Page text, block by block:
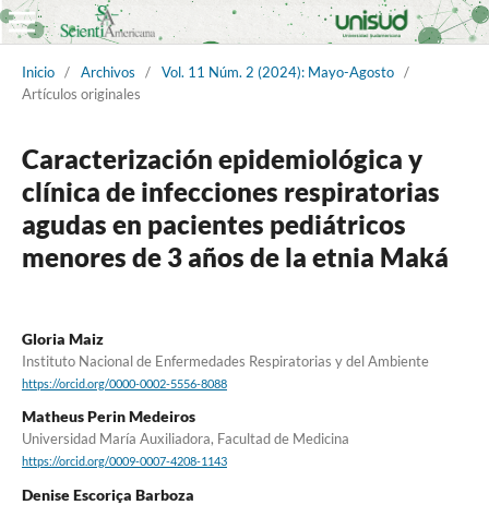
Inicio / Archivos / Vol. 11 Núm. 2 (2024): Mayo-Agosto /
Artículos originales
Caracterización epidemiológica y
clínica de infecciones respiratorias
agudas en pacientes pediátricos
menores de 3 años de la etnia Maká
Gloria Maiz
Instituto Nacional de Enfermedades Respiratorias y del Ambiente
https://orcid.org/0000-0002-5556-8088
Matheus Perin Medeiros
Universidad María Auxiliadora, Facultad de Medicina
https://orcid.org/0009-0007-4208-1143
Denise Escoriça Barboza